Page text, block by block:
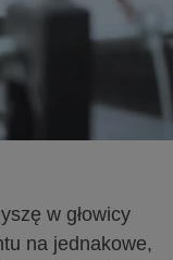
w głowicy
na jednakowe,